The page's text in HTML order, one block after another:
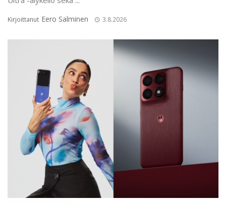
Kirjoittanut Eero Salminen 3.8.2026